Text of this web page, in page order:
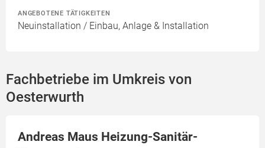
ANGEBOTENE TÄTIGKEITEN
Neuinstallation / Einbau, Anlage & Installation
Fachbetriebe im Umkreis von
Oesterwurth
Andreas Maus Heizung-Sanitär-